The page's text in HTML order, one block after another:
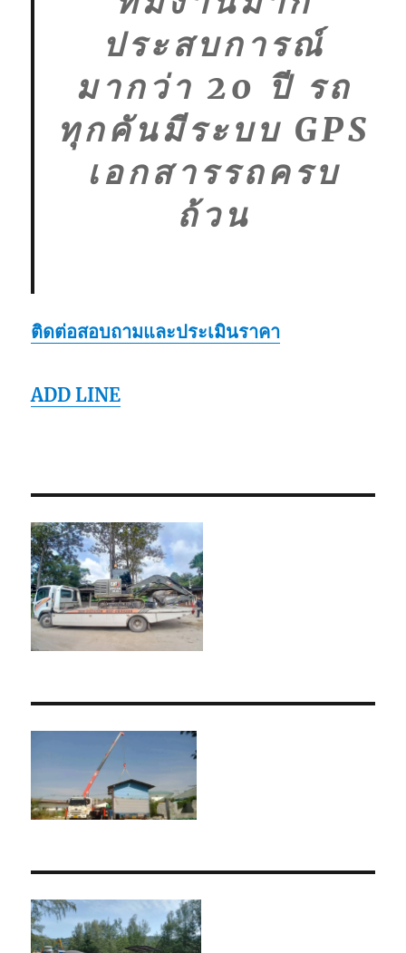
ประสบการณ์
มากว่า 20 ปี รถ
ทุกคันมีระบบ GPS
เอกสารรถครบ
ถ้วน
ติดต่อสอบถามและประเมินราคา
ADD LINE